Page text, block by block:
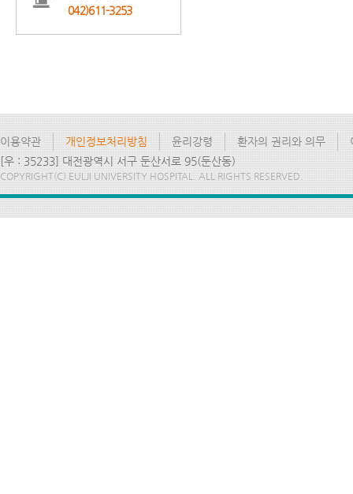
042)611-3253
이용약관 개인정보처리방침 윤리강령 환자의 권리와 의무
[우 : 35233] 대전광역시 서구 둔산서로 95(둔산동)
COPYRIGHT(C) EULJI UNIVERSITY HOSPITAL. ALL RIGHTS RESERVED.